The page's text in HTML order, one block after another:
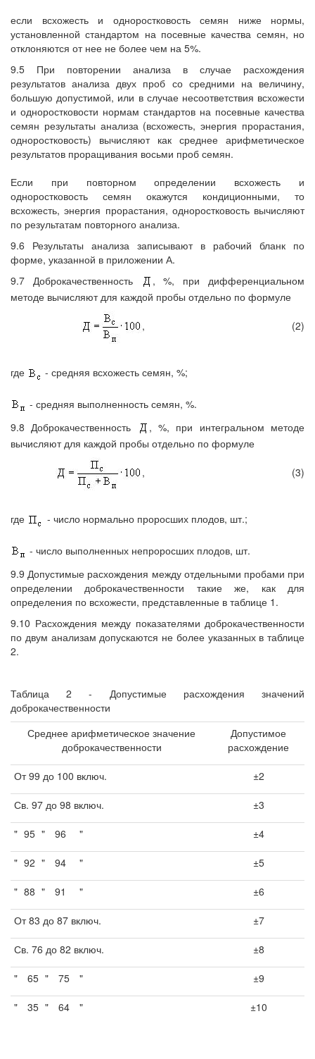
если всхожесть и одноростковость семян ниже нормы,
установленной стандартом на посевные качества семян, но
отклоняются от нее не более чем на 5%.
9.5 При повторении анализа в случае расхождения
результатов анализа двух проб со средними на величину,
большую допустимой, или в случае несоответствия всхожести
и одноростковости нормам стандартов на посевные качества
семян результаты анализа (всхожесть, энергия прорастания,
одноростковость) вычисляют как среднее арифметическое
результатов проращивания восьми проб семян.
Если при повторном определении всхожесть и
одноростковость семян окажутся кондиционными, то
всхожесть, энергия прорастания, одноростковость вычисляют
по результатам повторного анализа.
9.6 Результаты анализа записывают в рабочий бланк по
форме, указанной в приложении А.
9.7 Доброкачественность
, %, при дифференциальном
методе вычисляют для каждой пробы отдельно по формуле
, (2)
где - средняя всхожесть семян, %;
- средняя выполненность семян, %.
9.8 Доброкачественность
, %, при интегральном методе
вычисляют для каждой пробы отдельно по формуле
, (3)
где - число нормально проросших плодов, шт.;
- число выполненных непроросших плодов, шт.
9.9 Допустимые расхождения между отдельными пробами при
определении доброкачественности такие же, как для
определения по всхожести, представленные в таблице 1.
9.10 Расхождения между показателями доброкачественности
по двум анализам допускаются не более указанных в таблице
2.
Таблица 2 - Допустимые расхождения значений
доброкачественности
Среднее арифметическое значение
доброкачественности
Допустимое
расхождение
От 99 до 100 включ. ±2
Св. 97 до 98 включ. ±3
" 95 " 96 " ±4
" 92 " 94 " ±5
" 88 " 91 " ±6
От 83 до 87 включ. ±7
Св. 76 до 82 включ. ±8
" 65 " 75 " ±9
" 35 " 64 " ±10